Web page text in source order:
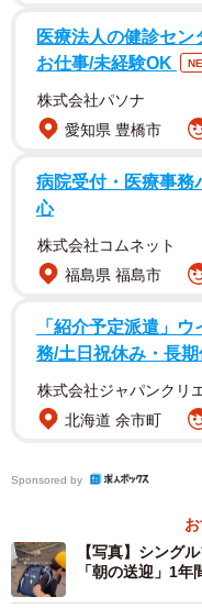
医療法人の健診セ
お仕事/未経験OK
株式会社パソナ
愛知県 豊橋市
病院受付・医療事務
心
株式会社コムネット
福島県 福島市
「紹介予定派遣」
務/土日祝休み・長期
株式会社ジャパンクリ
北海道 余市町
Sponsored by
【写真】シング
「朝の送迎」1年